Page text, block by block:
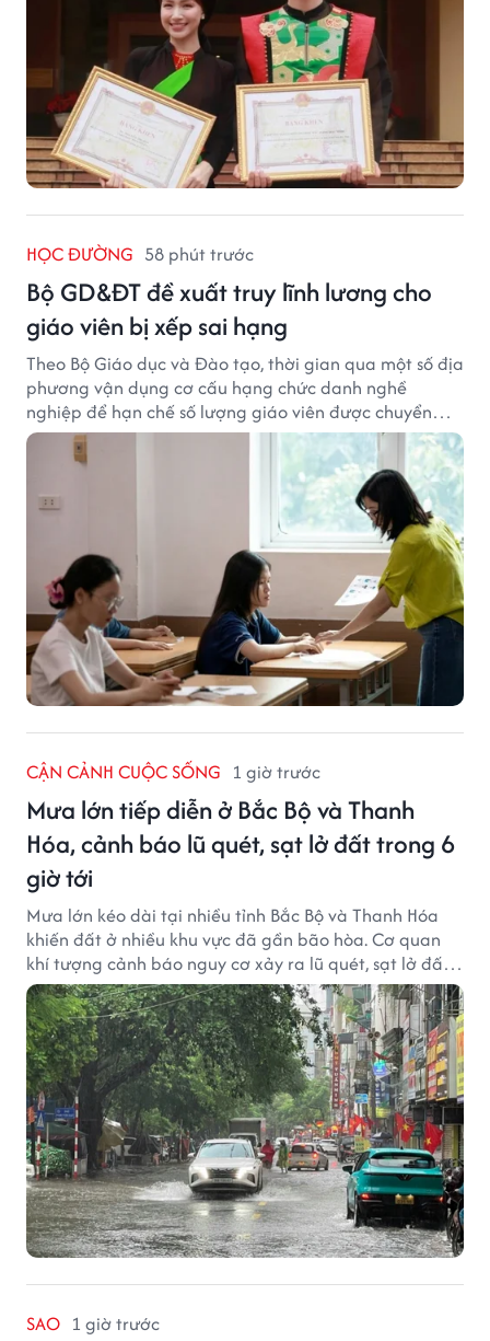
HỌC ĐƯỜNG 58 phút trước
Bộ GD&ĐT đề xuất truy lĩnh lương cho
giáo viên bị xếp sai hạng
Theo Bộ Giáo dục và Đào tạo, thời gian qua một số địa
phương vận dụng cơ cấu hạng chức danh nghề
nghiệp để hạn chế số lượng giáo viên được chuyển
xếp từ hạng cũ sang hạng tương ứng theo quy định
mới, gây những bất cập.
CẬN CẢNH CUỘC SỐNG 1 giờ trước
Mưa lớn tiếp diễn ở Bắc Bộ và Thanh
Hóa, cảnh báo lũ quét, sạt lở đất trong 6
giờ tới
Mưa lớn kéo dài tại nhiều tỉnh Bắc Bộ và Thanh Hóa
khiến đất ở nhiều khu vực đã gần bão hòa. Cơ quan
khí tượng cảnh báo nguy cơ xảy ra lũ quét, sạt lở đất
trong những giờ tới.
SAO 1 giờ trước